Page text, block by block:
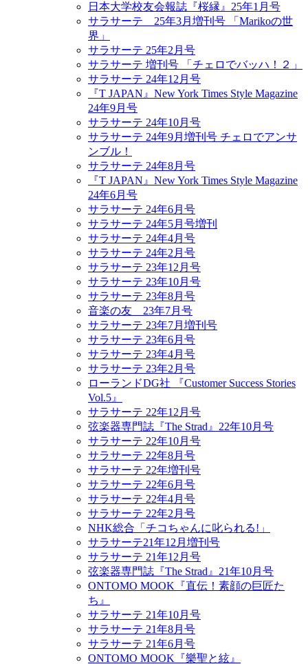
日本大学校友会報誌『桜縁』25年1月号
サラサーテ 25年3月増刊号 「Marikoの世
界」
サラサーテ 25年2月号
サラサーテ 増刊号 「チェロでバッハ！２」
サラサーテ 24年12月号
『T JAPAN』New York Times Style Magazine
24年9月号
サラサーテ 24年10月号
サラサーテ 24年9月増刊号 チェロでアンサ
ンブル！
サラサーテ 24年8月号
『T JAPAN』New York Times Style Magazine
24年6月号
サラサーテ 24年6月号
サラサーテ 24年5月号増刊
サラサーテ 24年4月号
サラサーテ 24年2月号
サラサーテ 23年12月号
サラサーテ 23年10月号
サラサーテ 23年8月号
音楽の友 23年7月号
サラサーテ 23年7月増刊号
サラサーテ 23年6月号
サラサーテ 23年4月号
サラサーテ 23年2月号
ローランドDG社 『Customer Success Stories
Vol.5』
サラサーテ 22年12月号
弦楽器専門誌『The Strad』22年10月号
サラサーテ 22年10月号
サラサーテ 22年8月号
サラサーテ 22年増刊号
サラサーテ 22年6月号
サラサーテ 22年4月号
サラサーテ 22年2月号
NHK総合「チコちゃんに叱られる!」
サラサーテ21年12月増刊号
サラサーテ 21年12月号
弦楽器専門誌『The Strad』21年10月号
ONTOMO MOOK『直伝！素顔の巨匠た
ち』
サラサーテ 21年10月号
サラサーテ 21年8月号
サラサーテ 21年6月号
ONTOMO MOOK『樂聖と絃』